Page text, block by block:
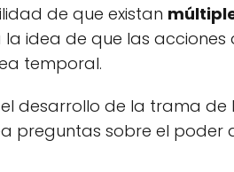
de que existan
idea de que las acciones
temporal.
desarrollo de la trama de
preguntas sobre el poder